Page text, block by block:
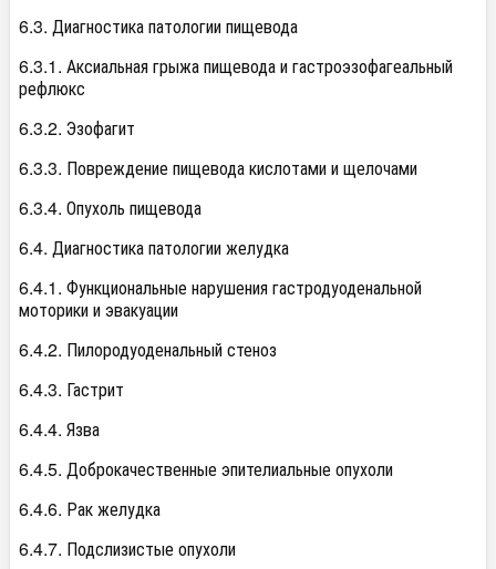
6.3. Диагностика патологии пищевода
6.3.1. Аксиальная грыжа пищевода и гастроэзофагеальный
рефлюкс
6.3.2. Эзофагит
6.3.3. Повреждение пищевода кислотами и щелочами
6.3.4. Опухоль пищевода
6.4. Диагностика патологии желудка
6.4.1. Функциональные нарушения гастродуоденальной
моторики и эвакуации
6.4.2. Пилородуоденальный стеноз
6.4.3. Гастрит
6.4.4. Язва
6.4.5. Доброкачественные эпителиальные опухоли
6.4.6. Рак желудка
6.4.7. Подслизистые опухоли